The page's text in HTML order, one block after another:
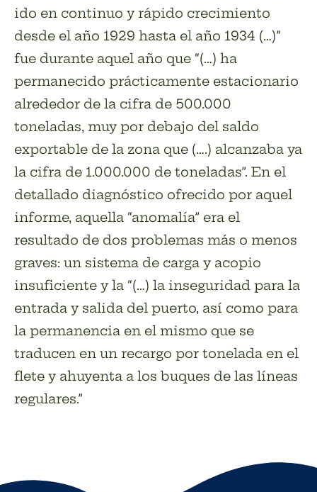
ido en continuo y rápido crecimiento
desde el año 1929 hasta el año 1934 (…)”
fue durante aquel año que “(…) ha
permanecido prácticamente estacionario
alrededor de la cifra de 500.000
toneladas, muy por debajo del saldo
exportable de la zona que (….) alcanzaba ya
la cifra de 1.000.000 de toneladas”. En el
detallado diagnóstico ofrecido por aquel
informe, aquella “anomalía” era el
resultado de dos problemas más o menos
graves: un sistema de carga y acopio
insuficiente y la “(…) la inseguridad para la
entrada y salida del puerto, así como para
la permanencia en el mismo que se
traducen en un recargo por tonelada en el
flete y ahuyenta a los buques de las líneas
regulares.”